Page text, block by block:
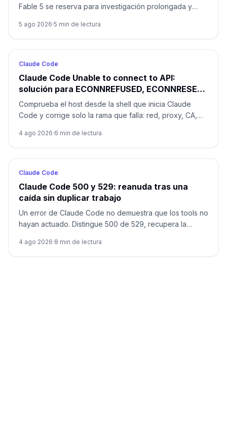
Fable 5 se reserva para investigación prolongada y
5 ago 2026·5 min de lectura
Claude Code
Claude Code Unable to connect to API:
solución para ECONNREFUSED, ECONNRESET
y proxy
Comprueba el host desde la shell que inicia Claude
Code y corrige solo la rama que falla: red, proxy, CA,
4 ago 2026·6 min de lectura
Claude Code
Claude Code 500 y 529: reanuda tras una
caída sin duplicar trabajo
Un error de Claude Code no demuestra que los tools no
hayan actuado. Distingue 500 de 529, recupera la
4 ago 2026·8 min de lectura